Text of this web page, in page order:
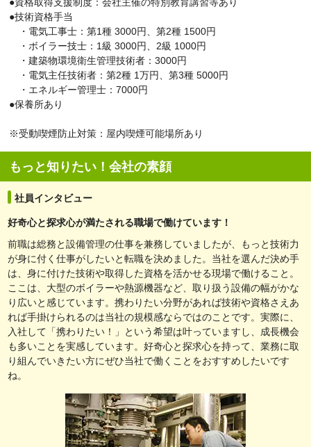
●技術資格手当
・電気工事士：第1種 3000円、第2種 1500円
・ボイラー技士：1級 3000円、2級 1000円
・建築物環境衛生管理技術者：3000円
・電気主任技術者：第2種 1万円、第3種 5000円
・エネルギー管理士：7000円
●保養所あり
※受動喫煙防止対策：屋内喫煙可能場所あり
もっと知りたい！会社の素顔
社員インタビュー
好奇心と探求心が満たされる職場で働けています！
前職は総務と設備管理の仕事を兼務していましたが、もっと技術力
が身に付く仕事がしたいと転職を決めました。当社を選んだ決め手
は、身に付けた技術や取得した資格を活かせる現場で働けること。
ここは、大型のボイラーや熱源機器など、取り扱う設備の幅がかな
り広いと感じています。携わりたい分野があれば技術や資格さえあ
れば手掛けられるのは当社の規模感ならではのことです。実際に、
入社して「携わりたい！」という希望は叶っていますし、成長機会
も多いことを実感しています。好奇心と探求心を持って、業務に取
り組んでいきたい方にぜひ当社で働くことをおすすめしたいです
ね。